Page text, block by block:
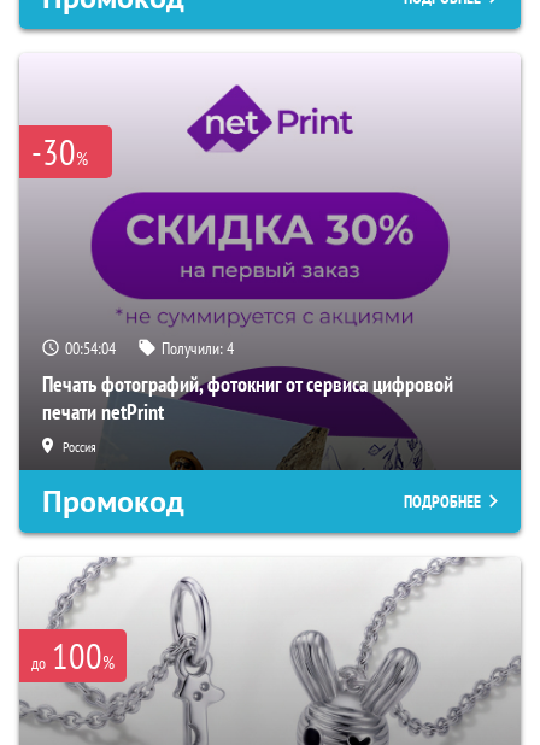
-30%
00:54:03 Получили:4
Печать фотографий, фотокниг от сервиса цифровой
печати netPrint
Россия
Промокод ПОДРОБНЕЕ
до 100%